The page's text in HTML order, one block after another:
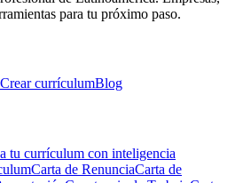
para tu próximo paso.
Crear currículumBlog
tu currículum con inteligencia
Carta de RenunciaCarta de